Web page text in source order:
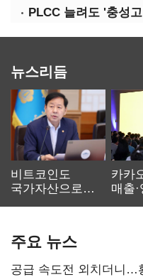
PLCC 늘려도 '충성
뉴스리듬
비트코인도
국가자산으로…'
카카
매출
주요 뉴스
공급 속도전 외치더니…